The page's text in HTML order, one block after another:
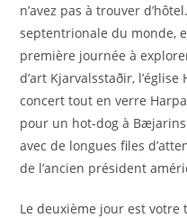
n’avez pas à trouver
septentrionale du monde,
première journée à
d’art Kjarvalsstaðir,
concert tout en verre
pour un hot-dog à
avec de longues files
de l’ancien président
Le deuxième jour est votre